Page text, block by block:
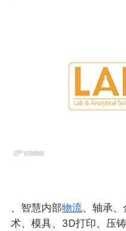
、智慧内部物流、轴承、
术、模具、3D打印、压